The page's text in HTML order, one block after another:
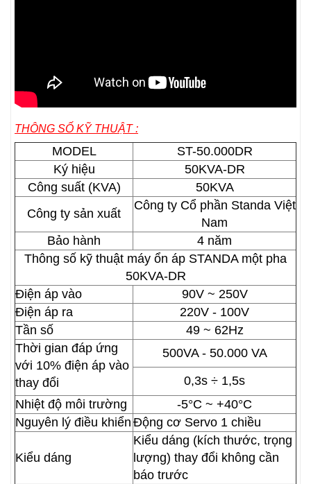
THÔNG SỐ KỸ THUẬT :
MODEL
ST-50.000DR
Ký hiệu
50KVA-DR
Công suất (KVA)
50KVA
Công ty sản xuất
Công ty Cổ phần Standa Việt
Nam
Bảo hành
4 năm
Thông số kỹ thuật máy ổn áp STANDA một pha
50KVA-DR
Điện áp vào
90V ~ 250V
Điện áp ra
220V - 100V
Tần số
49 ~ 62Hz
Thời gian đáp ứng
với 10% điện áp vào
thay đổi
500VA - 50.000 VA
0,3s ÷ 1,5s
Nhiệt độ môi trường
-5°C ~ +40°C
Nguyên lý điều khiển Động cơ Servo 1 chiều
Kiểu dáng
Kiểu dáng (kích thước, trọng
lượng) thay đổi không cần
báo trước